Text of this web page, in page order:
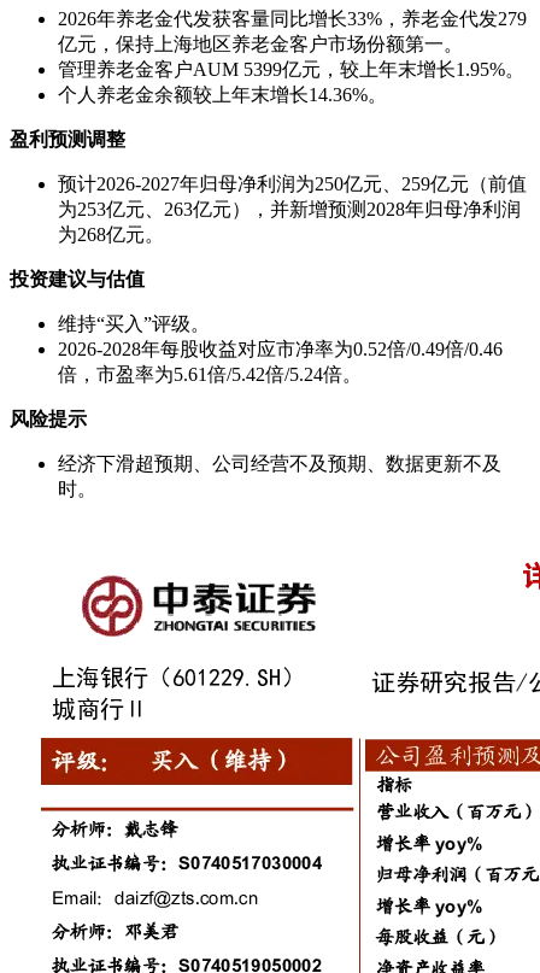
2026年养老金代发获客量同比增长33%，养老金代发279
亿元，保持上海地区养老金客户市场份额第一。
管理养老金客户AUM 5399亿元，较上年末增长1.95%。
个人养老金余额较上年末增长14.36%。
盈利预测调整
预计2026-2027年归母净利润为250亿元、259亿元（前值
为253亿元、263亿元），并新增预测2028年归母净利润
为268亿元。
投资建议与估值
维持“买入”评级。
2026-2028年每股收益对应市净率为0.52倍/0.49倍/0.46
倍，市盈率为5.61倍/5.42倍/5.24倍。
风险提示
经济下滑超预期、公司经营不及预期、数据更新不及
时。